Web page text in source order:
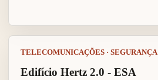
TELECOMUNICAÇÕES · SEGURANÇA
Edifício Hertz 2.0 - ESA